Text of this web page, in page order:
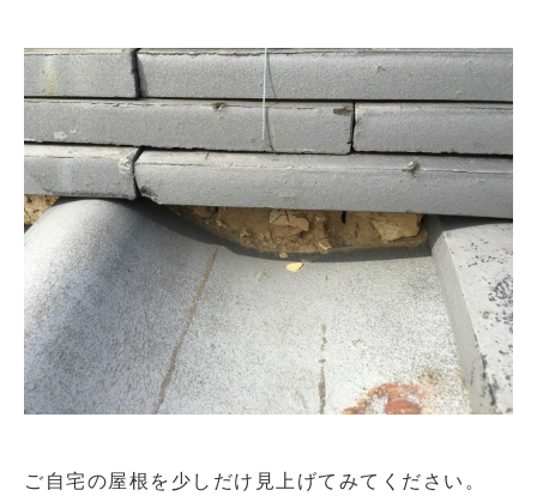
ご自宅の屋根を少しだけ見上げてみてください。